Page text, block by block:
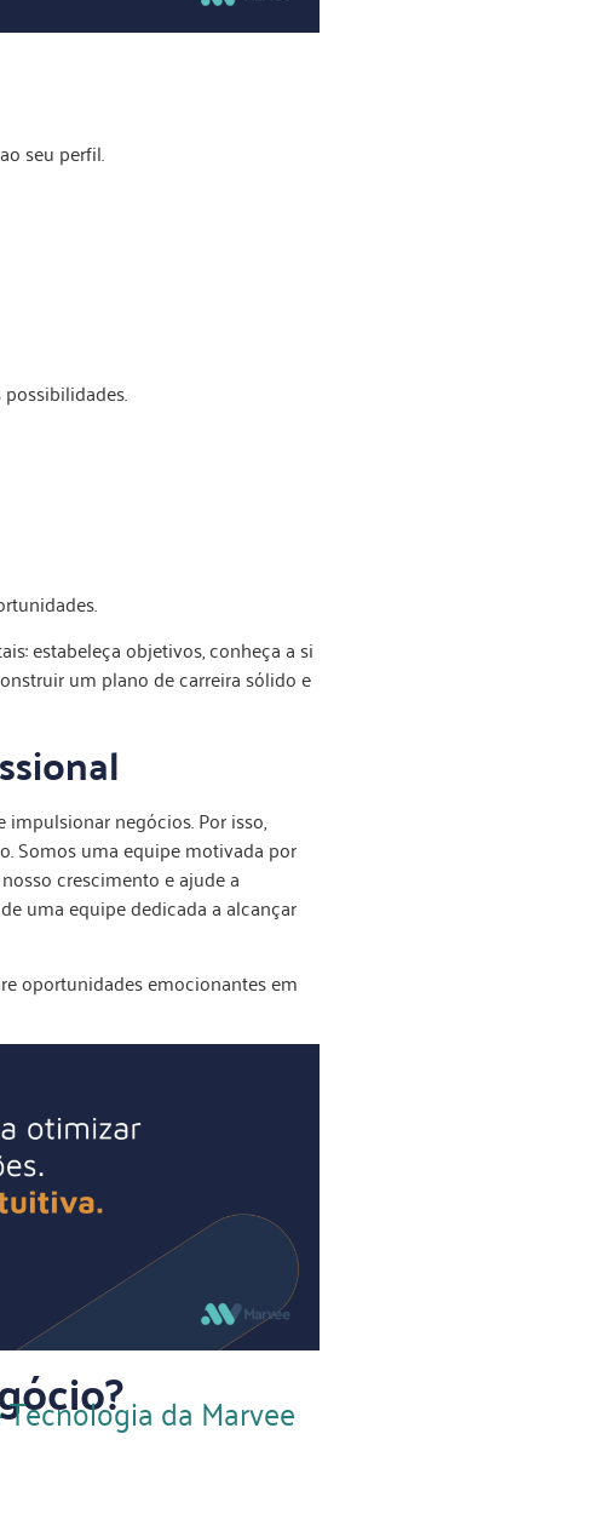
seu perfil.
estabeleça objetivos, conheça a si
um plano de carreira sólido e
negócios. Por isso,
Somos uma equipe motivada por
crescimento e ajude a
uma equipe dedicada a alcançar
oportunidades emocionantes em
da Marvee